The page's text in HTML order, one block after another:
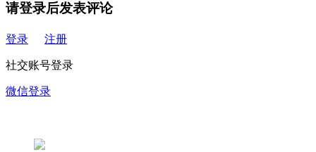
请登录后发表评论
登录 注册
社交账号登录
微信登录